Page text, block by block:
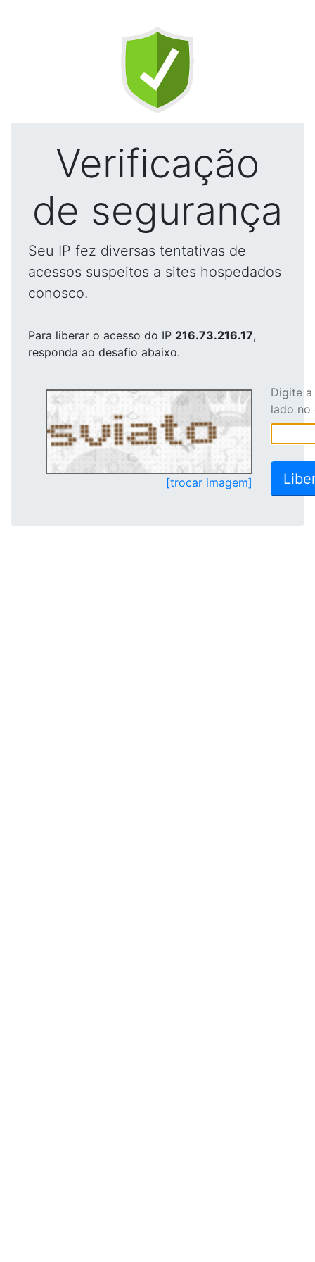
Verificação
de segurança
Seu IP fez diversas tentativas de
acessos suspeitos a sites hospedados
conosco.
Para liberar o acesso do IP 216.73.216.17,
responda ao desafio abaixo.
[trocar imagem]
Digite
lado no